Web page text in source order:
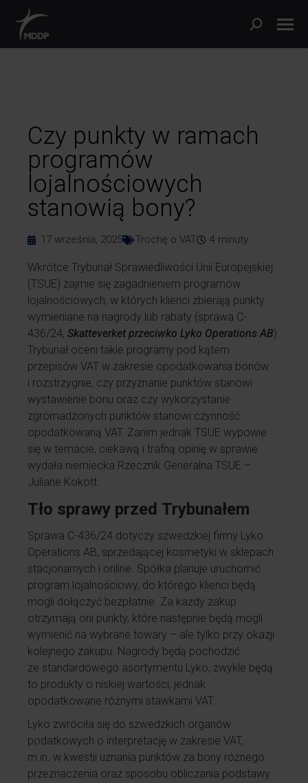
Czy punkty w ramach
programów
lojalnościowych
stanowią bony?
17 września, 2025 Trochę o VAT 4 minuty
Wkrótce Trybunał Sprawiedliwości Unii Europejskiej
(TSUE) zajmie się zagadnieniem programów
lojalnościowych, w których klienci zbierają punkty
wymieniane na nagrody lub rabaty (sprawa C-
436/24, Skatteverket przeciwko Lyko Operations AB).
Trybunał oceni takie programy pod kątem
przepisów VAT w zakresie opodatkowania bonów
i rozstrzygnie, czy przyznanie punktów stanowi
wystawienie bonu oraz czy wykorzystanie
zgromadzonych punktów stanowi czynność
opodatkowaną VAT. Zanim jednak TSUE wypowie
się w temacie, ciekawą i trafną opinię w sprawie
wydała niemiecka Rzecznik Generalna TSUE –
Juliane Kokott.
Tło sprawy przed Trybunałem
Sprawa C-436/24 dotyczy szwedzkiej firmy Lyko
Operations AB, sprzedającej kosmetyki w sklepach
stacjonarnych i online. Spółka planuje uruchomić
program lojalnościowy, do którego klienci będą
mogli dołączyć bezpłatnie. Za każdy zakup
otrzymają oni punkty, które następnie będą mogli
wymienić na wybrane towary – ale tylko przy okazji
kolejnego zakupu. Nagrody będą pochodzić
ze standardowego asortymentu Lyko, zwykle będą
to produkty o niskiej wartości, jednak
opodatkowane różnymi stawkami VAT.
Lyko zwróciła się do szwedzkich organów
podatkowych o interpretację w zakresie VAT,
m.in. w kwestii uznania punktów za bony różnego
przeznaczenia oraz sposobu obliczania podstawy